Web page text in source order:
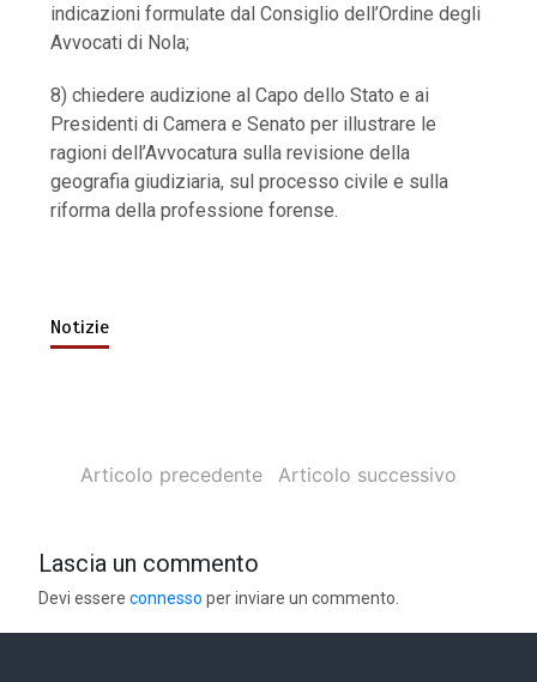
indicazioni formulate dal Consiglio dell’Ordine degli
Avvocati di Nola;
8) chiedere audizione al Capo dello Stato e ai
Presidenti di Camera e Senato per illustrare le
ragioni dell’Avvocatura sulla revisione della
geografia giudiziaria, sul processo civile e sulla
riforma della professione forense.
Notizie
Articolo precedente Articolo successivo
Lascia un commento
Devi essereconnesso per inviare un commento.